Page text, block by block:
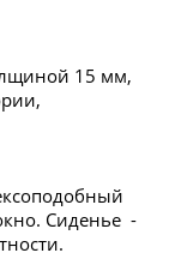
15 мм,
Сиденье -